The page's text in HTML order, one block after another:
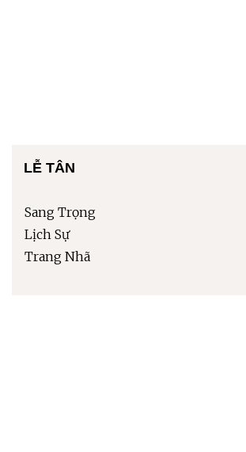
LỄ TÂN
Sang Trọng
Lịch Sự
Trang Nhã